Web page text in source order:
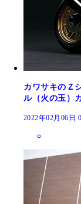
カワサキのＺ
ル（火の玉）
2022年02月06日